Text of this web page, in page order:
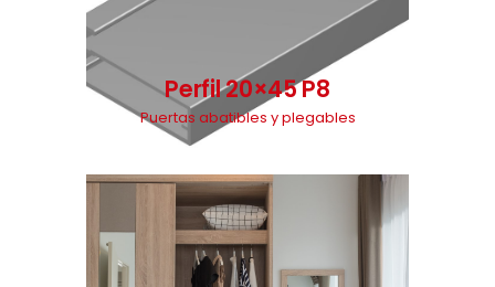
Perfil 20×45 P8
Puertas abatibles y plegables